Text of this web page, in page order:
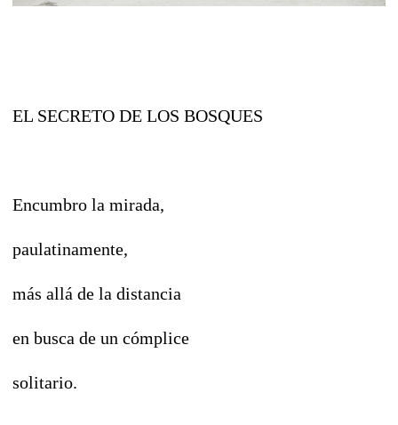
EL SECRETO DE LOS BOSQUES
Encumbro la mirada,
paulatinamente,
más allá de la distancia
en busca de un cómplice
solitario.